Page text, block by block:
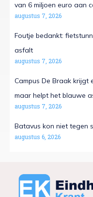
van 6 miljoen euro aan
augustus 7, 2026
Foutje bedankt:
asfalt
augustus 7, 2026
Campus De Braak krijgt
maar helpt het blauwe
augustus 7, 2026
Batavus kon niet tegen
augustus 6, 2026